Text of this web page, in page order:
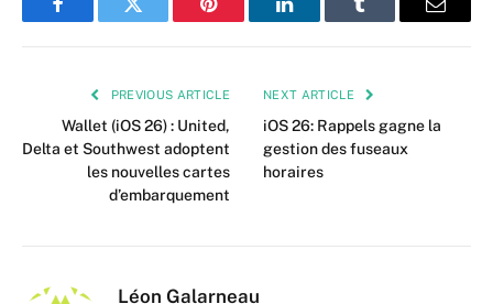
FacebookTwitter Pinterest LinkedInTumblr Email
PREVIOUS ARTICLE
Wallet (iOS 26) : United,
Delta et Southwest adoptent
les nouvelles cartes
d’embarquement
NEXT ARTICLE
iOS 26: Rappels gagne la
gestion des fuseaux
horaires
Léon Galarneau